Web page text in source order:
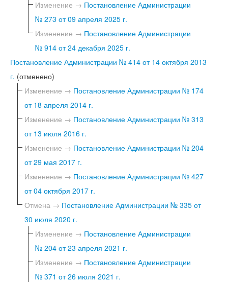
Изменение → Постановление Администрации
№ 273 от 09 апреля 2025 г.
Изменение → Постановление Администрации
№ 914 от 24 декабря 2025 г.
Постановление Администрации № 414 от 14 октября 2013
г. (отменено)
Изменение → Постановление Администрации № 174
от 18 апреля 2014 г.
Изменение → Постановление Администрации № 313
от 13 июля 2016 г.
Изменение → Постановление Администрации № 204
от 29 мая 2017 г.
Изменение → Постановление Администрации № 427
от 04 октября 2017 г.
Отмена → Постановление Администрации № 335 от
30 июля 2020 г.
Изменение → Постановление Администрации
№ 204 от 23 апреля 2021 г.
Изменение → Постановление Администрации
№ 371 от 26 июля 2021 г.